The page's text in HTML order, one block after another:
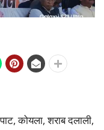
कोयला, शराब दलाली,